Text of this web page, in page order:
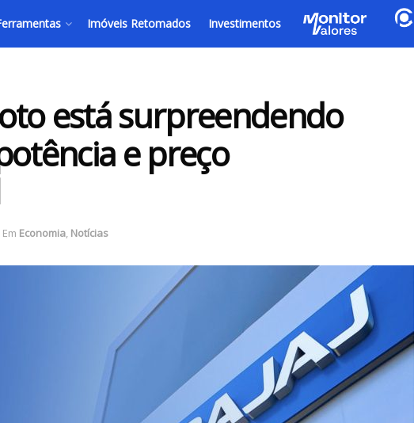
Imóveis Retomados Investimentos
está surpreendendo
e preço
Em Economia, Notícias